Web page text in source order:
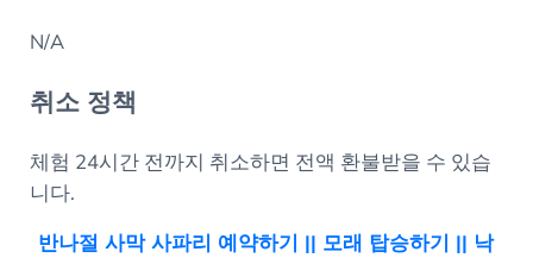
N/A
취소 정책
체험 24시간 전까지 취소하면 전액 환불받을 수 있습
니다.
반나절 사막 사파리 예약하기 || 모래 탑승하기 || 낙